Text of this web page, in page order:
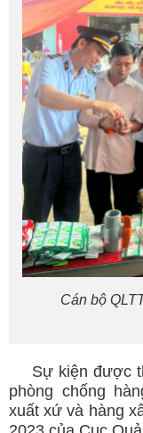
Cán bộ
Sự kiện được
phòng chống
xuất xứ và hàng